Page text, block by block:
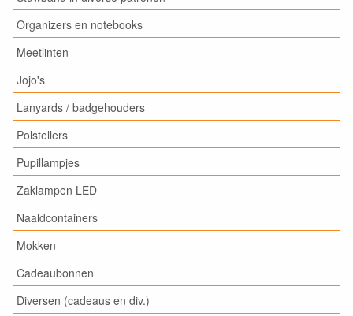
Organizers en notebooks
Meetlinten
Jojo's
Lanyards / badgehouders
Polstellers
Pupillampjes
Zaklampen LED
Naaldcontainers
Mokken
Cadeaubonnen
Diversen (cadeaus en div.)